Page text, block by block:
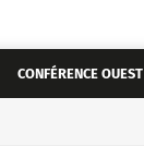
CONFÉRENCE OUEST